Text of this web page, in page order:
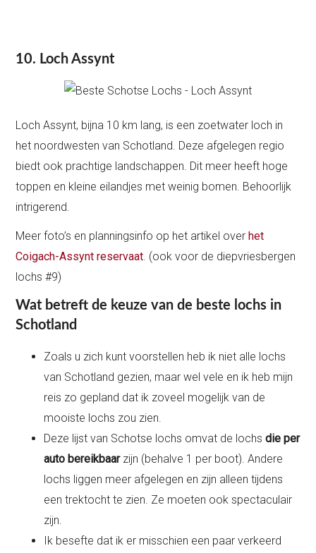
10. Loch Assynt
Loch Assynt, bijna 10 km lang, is een zoetwater loch in
het noordwesten van Schotland. Deze afgelegen regio
biedt ook prachtige landschappen. Dit meer heeft hoge
toppen en kleine eilandjes met weinig bomen. Behoorlijk
intrigerend.
Meer foto’s en planningsinfo op het artikel overhet
Coigach-Assynt reservaat . (ook voor de diepvriesbergen
lochs #9)
Wat betreft de keuze van de beste lochs in
Schotland
Zoals u zich kunt voorstellen heb ik niet alle lochs
van Schotland gezien, maar wel vele en ik heb mijn
reis zo gepland dat ik zoveel mogelijk van de
mooiste lochs zou zien.
Deze lijst van Schotse lochs omvat de lochsdie per
auto bereikbaar zijn (behalve 1 per boot). Andere
lochs liggen meer afgelegen en zijn alleen tijdens
een trektocht te zien. Ze moeten ook spectaculair
zijn.
Ik besefte dat ik er misschien een paar verkeerd